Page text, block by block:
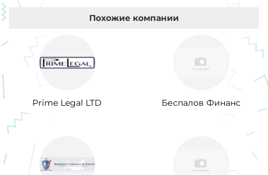
Похожие компании
Prime Legal LTD Беспалов Финанс